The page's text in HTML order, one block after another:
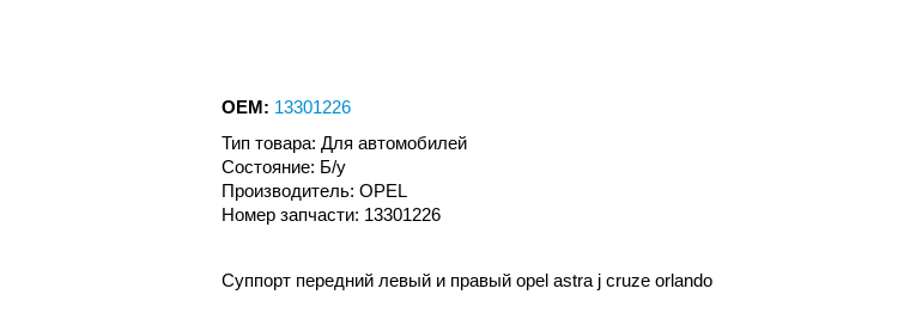
OEM: 13301226
Тип товара: Для автомобилей
Состояние: Б/у
Производитель: OPEL
Номер запчасти: 13301226
Суппорт передний левый и правый opel astra j cruze orlando